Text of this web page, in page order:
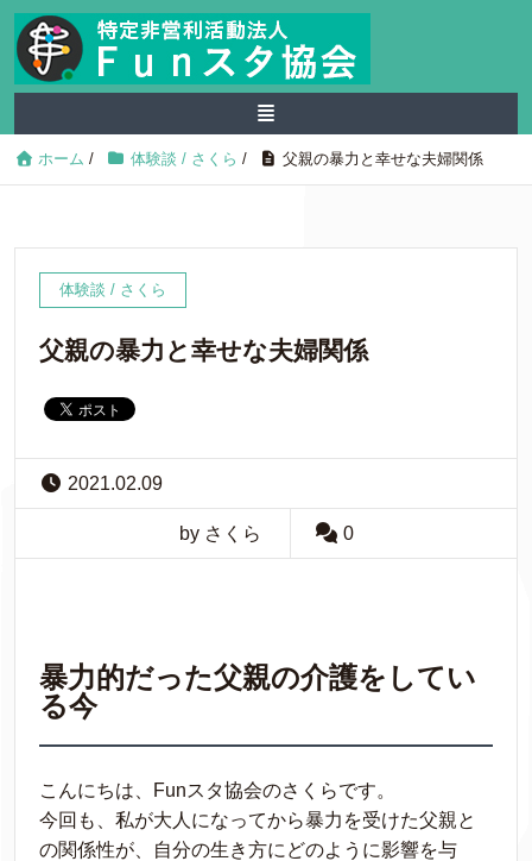
ホーム / 体験談 / さくら / 父親の暴力と幸せな夫婦関係
体験談 / さくら
父親の暴力と幸せな夫婦関係
2021.02.09
by さくら 0
暴力的だった父親の介護をしてい
る今
こんにちは、Funスタ協会のさくらです。
今回も、私が大人になってから暴力を受けた父親と
の関係性が、自分の生き方にどのように影響を与